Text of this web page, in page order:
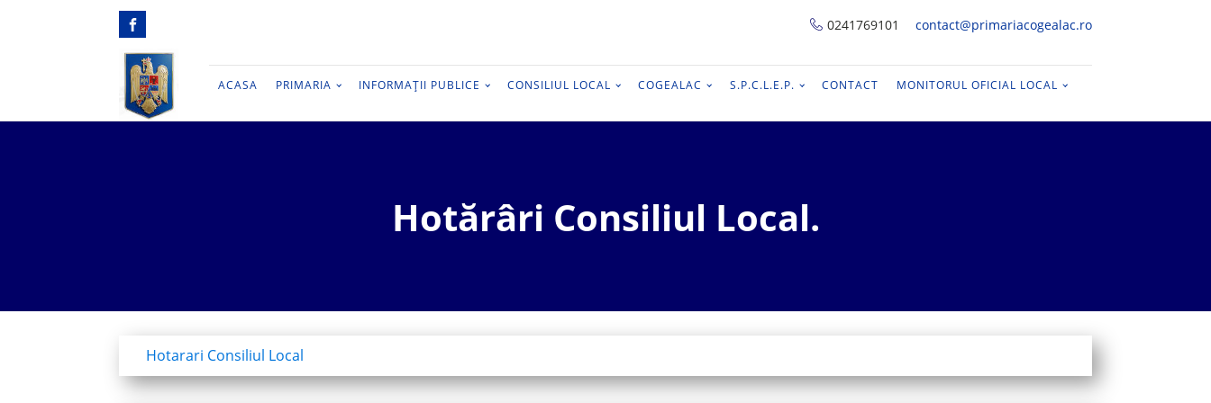
0241769101 contact@primariacogealac.ro
ACASA PRIMARIA INFORMAȚII PUBLICE CONSILIUL LOCAL COGEALAC S.P.C.L.E.P. CONTACT MONITORUL OFICIAL LOCAL
Hotărâri Consiliul Local.
Hotarari Consiliul Local